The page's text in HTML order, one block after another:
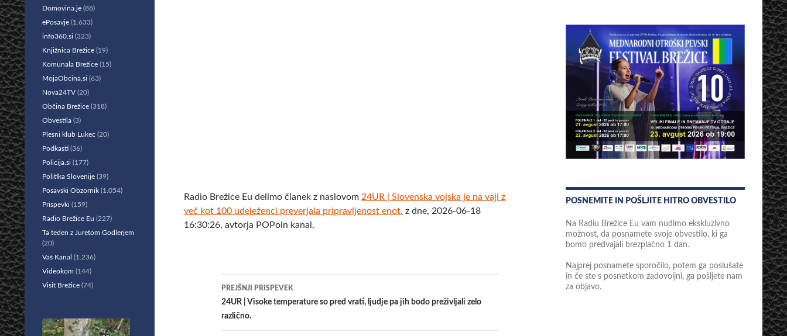
Radio Brežice Eu delimo članek z naslovom 24UR | Slovenska vojska je na vaji z
več kot 100 udeleženci preverjala pripravljenost enot. z dne, 2026-06-18
16:30:26, avtorja POPoln kanal.
Krmarjenje
po
PREJŠNJI PRISPEVEK
24UR | Visoke temperature so pred vrati, ljudje pa jih bodo preživljali zelo
različno.
POSNEMITE IN POŠLJITE HITRO OBVESTILO
Na Radiu Brežice Eu vam nudimo ekskluzivno
možnost, da posnamete svoje obvestilo, ki ga
bomo predvajali brezplačno 1 dan.
Najprej posnamete sporočilo, potem ga poslušate
in če ste s posnetkom zadovoljni, ga pošljete nam
za objavo.
Domovina.je (88)
ePosavje (1.633)
info360.si (323)
Knjižnica Brežice (19)
Komunala Brežice (15)
MojaObcina.si (63)
Nova24TV (20)
Občina Brežice (318)
Obvestila (3)
Plesni klub Lukec (20)
Podkasti (36)
Policija.si (177)
Politika Slovenije (39)
Posavski Obzornik (1.054)
Prispevki (159)
Radio Brežice Eu (227)
Ta teden z Juretom Godlerjem
(20)
Vaš Kanal (1.236)
Videokom (144)
Visit Brežice (74)